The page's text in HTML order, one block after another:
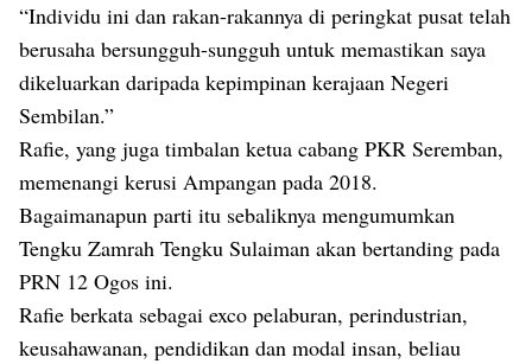
“Individu ini dan rakan-rakannya di peringkat pusat telah
berusaha bersungguh-sungguh untuk memastikan saya
dikeluarkan daripada kepimpinan kerajaan Negeri
Sembilan.”
Rafie, yang juga timbalan ketua cabang PKR Seremban,
memenangi kerusi Ampangan pada 2018.
Bagaimanapun parti itu sebaliknya mengumumkan
Tengku Zamrah Tengku Sulaiman akan bertanding pada
PRN 12 Ogos ini.
Rafie berkata sebagai exco pelaburan, perindustrian,
keusahawanan, pendidikan dan modal insan, beliau